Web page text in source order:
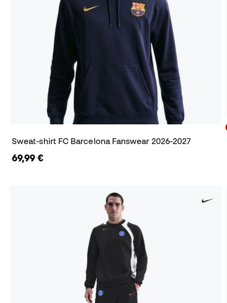
Sweat-shirt FC Barcelona Fanswear 2026-2027
69,99 €